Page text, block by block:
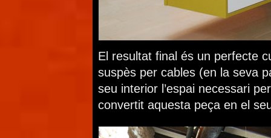
El resultat final és un perfecte
suspès per cables (en la seva
seu interior l’espai necessari
convertit aquesta peça en el